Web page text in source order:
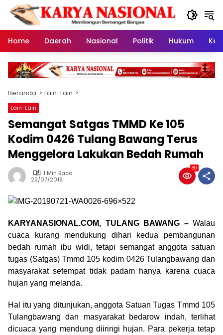
Langsung
konten
Home
Daerah Nasional Politik Hukum
Beranda Lain-Lain
Lain-Lain
Semangat Satgas TMMD Ke 105
Kodim 0426 Tulang Bawang Terus
Menggelora Lakukan Bedah Rumah
1 Min Baca
22/07/2019
80
KARYANASIONAL.COM, TULANG BAWANG –Walau
cuaca kurang mendukung dihari kedua pembangunan
bedah rumah ibu widi, tetapi semangat anggota satuan
tugas (Satgas) Tmmd 105 kodim 0426 Tulangbawang dan
masyarakat setempat tidak padam hanya karena cuaca
hujan yang melanda.
Hal itu yang ditunjukan, anggota Satuan Tugas Tmmd 105
Tulangbawang dan masyarakat bedarow indah, terlihat
dicuaca yang mendung diiringi hujan. Para pekerja tetap